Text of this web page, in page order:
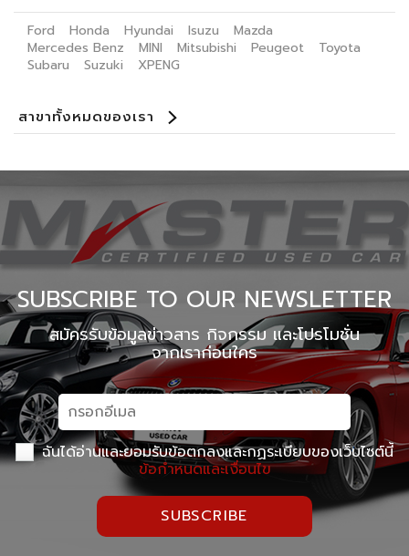
Ford Honda Hyundai Isuzu
Mazda
Mercedes Benz
MINI Mitsubishi Peugeot
Toyota
Subaru
Suzuki XPENG
สาขาทั้งหมดของเรา
Master Certified Used Car ราชพฤษ์
Master Certified Used Car อุบลราชธานี
Master Certified Used Car ภูเก็ต
Master Certified Used Car หาดใหญ่
Summit Honda Used Car พัฒนาการ
Summit Honda Used Car บางนา กม. 4.5
MINI NEXT USED CAR เอกมัย
X PENG USED CAR
SUBSCRIBE TO OUR NEWSLETTER
สมัครรับข้อมูลข่าวสาร กิจกรรม และโปรโมชั่น
จากเราก่อนใคร
ฉันได้อ่านและยอมรับข้อตกลงและกฏระเบียบของเว็บไซต์นี้
ข้อกำหนดและเงื่อนไข
SUBSCRIBE